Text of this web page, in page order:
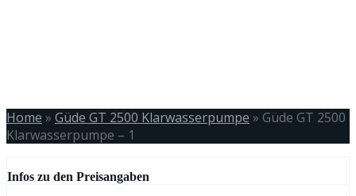
Home » Güde GT 2500 Klarwasserpumpe » Güde GT 2500
Klarwasserpumpe – 1
Infos zu den Preisangaben